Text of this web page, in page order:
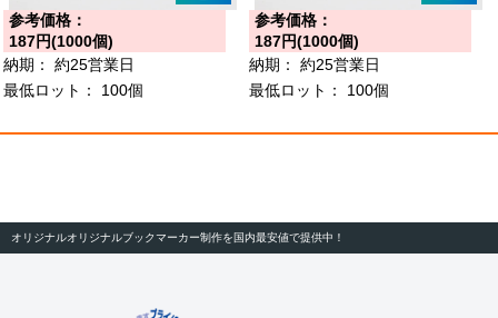
参考価格：
187円(1000個)
納期：
約25営業日
最低ロット：
100個
参考価格：
187円(1000個)
納期：
約25営業日
最低ロット：
100個
オリジナルオリジナルブックマーカー制作を国内最安値で提供中！